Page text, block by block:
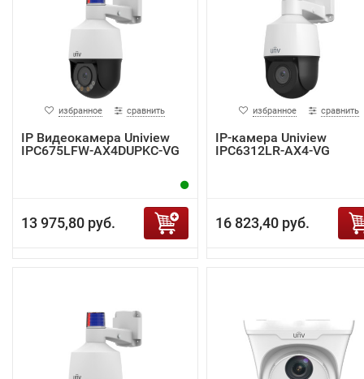
избранное сравнить
IP Видеокамера Uniview
IPC675LFW-AX4DUPKC-VG
13 975,80 руб.
избранное сравнить
IP-камера Uniview
IPC6312LR-AX4-VG
16 823,40 руб.